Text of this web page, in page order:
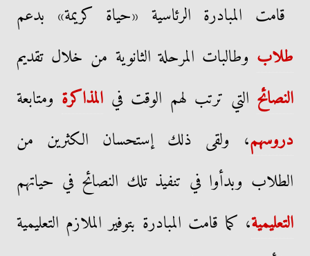
قامت المبادرة الرئاسية «حياة كريمة» بدعم
طلاب وطالبات المرحلة الثانوية من خلال تقديم
النصائح التي ترتب لهم الوقت في المذاكرة ومتابعة
دروسهم، ولقى ذلك إستحسان الكثرين من
الطلاب وبدأوا في تنفيذ تلك النصائح في حياتهم
التعليمية، كما قامت المبادرة بتوفير الملازم التعليمية